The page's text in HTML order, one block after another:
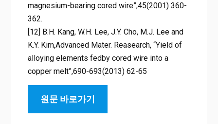
magnesium-bearing cored wire”,45(2001) 360-
362.
[12] B.H. Kang, W.H. Lee, J.Y. Cho, M.J. Lee and
K.Y. Kim,Advanced Mater. Reasearch, “Yield of
alloying elements fedby cored wire into a
copper melt”,690-693(2013) 62-65
원문 바로가기